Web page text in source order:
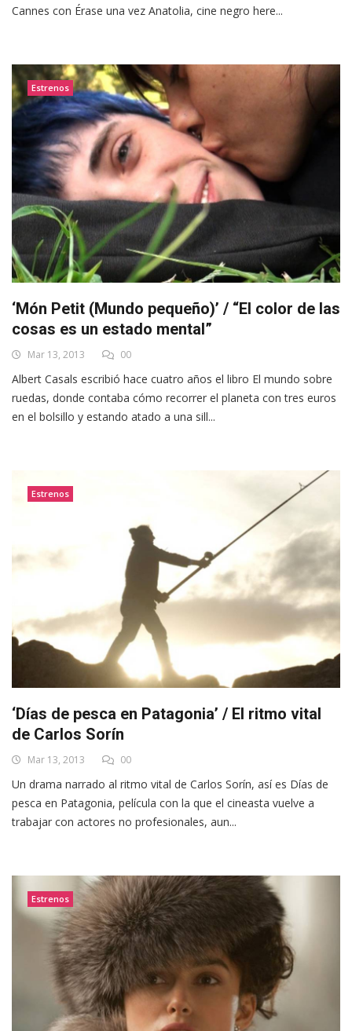
Cannes con Érase una vez Anatolia, cine negro here...
Estrenos
‘Món Petit (Mundo pequeño)’ / “El color de las
cosas es un estado mental”
Mar 13, 2013 00
Albert Casals escribió hace cuatro años el libro El mundo sobre
ruedas, donde contaba cómo recorrer el planeta con tres euros
en el bolsillo y estando atado a una sill...
Estrenos
‘Días de pesca en Patagonia’ / El ritmo vital
de Carlos Sorín
Mar 13, 2013 00
Un drama narrado al ritmo vital de Carlos Sorín, así es Días de
pesca en Patagonia, película con la que el cineasta vuelve a
trabajar con actores no profesionales, aun...
Estrenos